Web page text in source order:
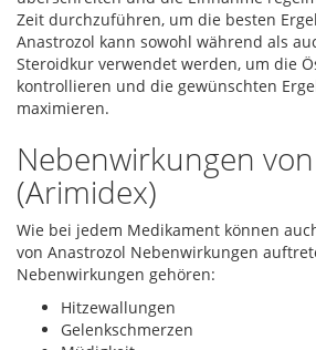
Zeit durchzuführen, um die besten
Anastrozol kann sowohl während als
Steroidkur verwendet werden, um die
kontrollieren und die gewünschten
maximieren.
Nebenwirkungen
(Arimidex)
Wie bei jedem Medikament können
von Anastrozol Nebenwirkungen
Nebenwirkungen gehören:
Hitzewallungen
Gelenkschmerzen